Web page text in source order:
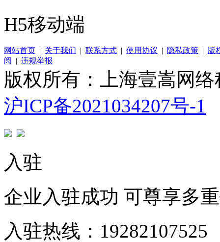
H5移动端
网站首页 | 关于我们 | 联系方式 | 使用协议 | 隐私政策 | 版
阅
| 违规举报
版权所有：上海壹嵩网
沪ICP备2021034207号-1
入驻
企业入驻成功 可尊享多
入驻热线：19282107525